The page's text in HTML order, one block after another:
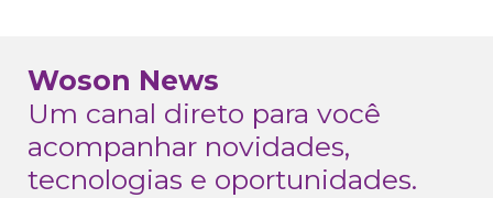
Woson News
Um canal direto para você
acompanhar novidades,
tecnologias e oportunidades.